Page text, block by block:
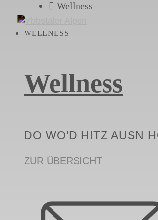
Wellness
WELLNESS
Wellness
DO WO'D HITZ AUSN
ZUR ÜBERSICHT